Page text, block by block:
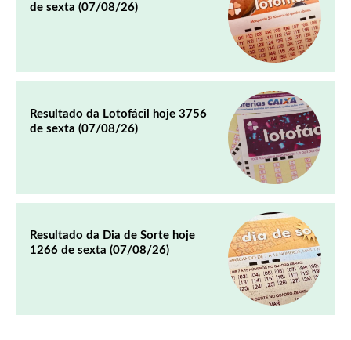
de sexta (07/08/26)
Resultado da Lotofácil hoje 3756
de sexta (07/08/26)
Resultado da Dia de Sorte hoje
1266 de sexta (07/08/26)